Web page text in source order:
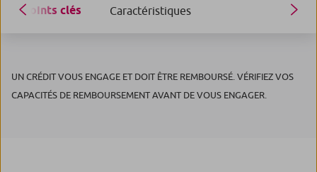
Points clés Caractéristiques
UN CRÉDIT VOUS ENGAGE ET DOIT ÊTRE REMBOURSÉ. VÉRIFIEZ VOS
CAPACITÉS DE REMBOURSEMENT AVANT DE VOUS ENGAGER.